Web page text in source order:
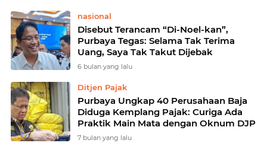
nasional
Disebut Terancam “Di-Noel-kan”,
Purbaya Tegas: Selama Tak Terima
Uang, Saya Tak Takut Dijebak
6 bulan yang lalu
Ditjen Pajak
Purbaya Ungkap 40 Perusahaan Baja
Diduga Kemplang Pajak: Curiga Ada
Praktik Main Mata dengan Oknum DJP
7 bulan yang lalu